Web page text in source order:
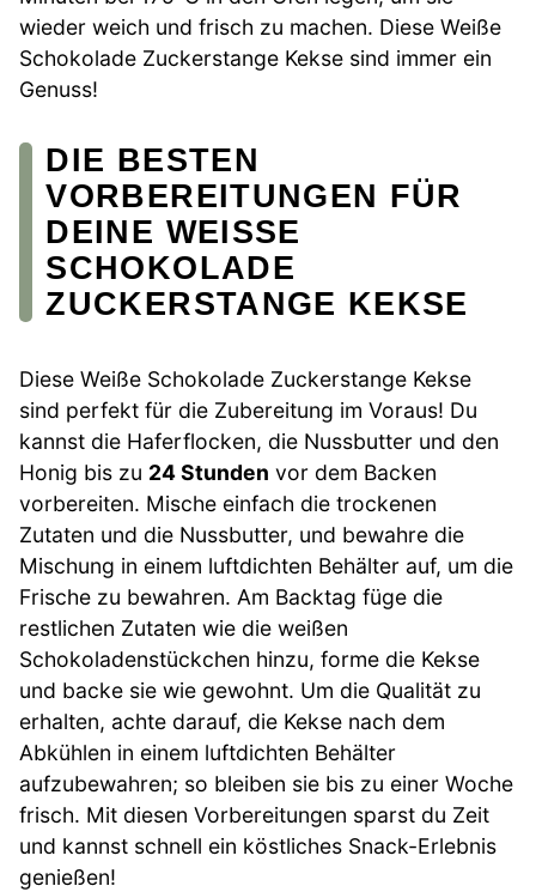
wieder weich und frisch zu machen. Diese Weiße
Schokolade Zuckerstange Kekse sind immer ein
Genuss!
DIE BESTEN
VORBEREITUNGEN FÜR
DEINE WEISSE S
CHOKOLADE Z
UCKERSTANGE KEKSE
Diese Weiße Schokolade Zuckerstange Kekse
sind perfekt für die Zubereitung im Voraus! Du
kannst die Haferflocken, die Nussbutter und den
Honig bis zu 24 Stunden vor dem Backen
vorbereiten. Mische einfach die trockenen
Zutaten und die Nussbutter, und bewahre die
Mischung in einem luftdichten Behälter auf, um die
Frische zu bewahren. Am Backtag füge die
restlichen Zutaten wie die weißen
Schokoladenstückchen hinzu, forme die Kekse
und backe sie wie gewohnt. Um die Qualität zu
erhalten, achte darauf, die Kekse nach dem
Abkühlen in einem luftdichten Behälter
aufzubewahren; so bleiben sie bis zu einer Woche
frisch. Mit diesen Vorbereitungen sparst du Zeit
und kannst schnell ein köstliches Snack-Erlebnis
genießen!